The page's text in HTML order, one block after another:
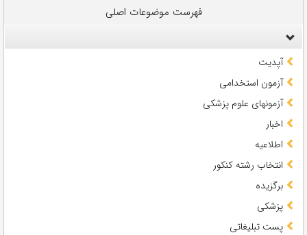
فهرست موضوعات اصلی
آپدیت
آزمون استخدامی
آزمونهای علوم پزشکی
اخبار
اطلاعیه
انتخاب رشته کنکور
برگزیده
پزشکی
پست تبلیغاتی